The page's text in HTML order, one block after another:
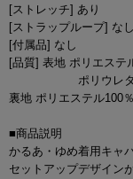
[ストレッチ] あり
[ストラップループ] なし
[付属品] なし
[品質] 表地 ポリエステ
ポリウレタ
裏地 ポリエステル100％
■商品説明
かるあ・ゆめ着用キャ
セットアップデザイン